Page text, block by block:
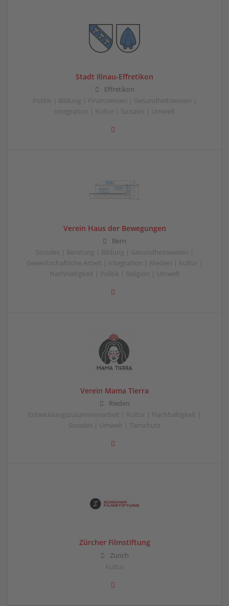
Stadt Illnau-Effretikon
Effretikon
Politik | Bildung | Finanzwesen | Gesundheitswesen |
Integration | Kultur | Soziales | Umwelt
Verein Haus der Bewegungen
Bern
Soziales | Beratung | Bildung | Gesundheitswesen |
Gewerkschaftliche Arbeit | Integration | Medien | Kultur |
Nachhaltigkeit | Politik | Religion | Umwelt
Verein Mama Tierra
Rieden
Entwicklungszusammenarbeit | Kultur | Nachhaltigkeit |
Soziales | Umwelt | Tierschutz
Zürcher Filmstiftung
Zürich
Kultur